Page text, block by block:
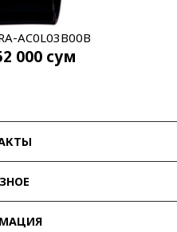
AC0L03B00B
000 сум